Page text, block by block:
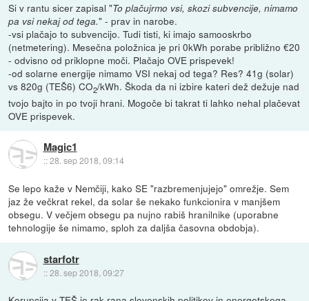
Si v rantu sicer zapisal "To plačujrmo vsi, skozi subvencije, nimamo
pa vsi nekaj od tega." - prav in narobe.
-vsi plačajo to subvencijo. Tudi tisti, ki imajo samooskrbo
(netmetering). Mesečna položnica je pri 0kWh porabe približno €20
- odvisno od priklopne moči. Plačajo OVE prispevek!
-od solarne energije nimamo VSI nekaj od tega? Res? 41g (solar)
vs 820g (TEŠ6) CO2/kWh. Škoda da ni izbire kateri dež dežuje nad
tvojo bajto in po tvoji hrani. Mogoče bi takrat ti lahko nehal plačevat
OVE prispevek.
Magic1
::28. sep 2018, 09:14
Se lepo kaže v Nemčiji, kako SE "razbremenjujejo" omrežje. Sem
jaz že večkrat rekel, da solar še nekako funkcionira v manjšem
obsegu. V večjem obsegu pa nujno rabiš hranilnike (uporabne
tehnologije še nimamo, sploh za daljša časovna obdobja).
starfotr
::28. sep 2018, 09:27